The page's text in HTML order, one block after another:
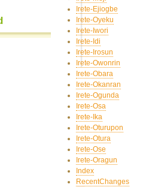
Irete-Ejiogbe
Irete-Oyeku
Irete-Iwori
Irete-Idi
Irete-Irosun
Irete-Owonrin
Irete-Obara
Irete-Okanran
Irete-Ogunda
Irete-Osa
Irete-Ika
Irete-Oturupon
Irete-Otura
Irete-Ose
Irete-Oragun
Index
RecentChanges